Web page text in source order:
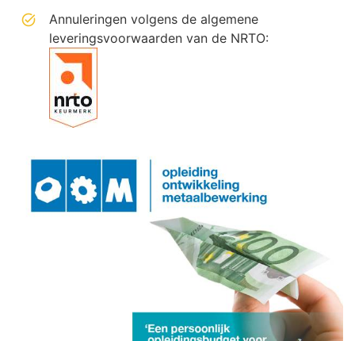
Annuleringen volgens de algemene
leveringsvoorwaarden van de NRTO: